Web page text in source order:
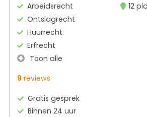
Arbeidsrecht
Ontslagrecht
Huurrecht
Erfrecht
Toon alle
12
9 reviews
Gratis gesprek
Binnen 24 uur